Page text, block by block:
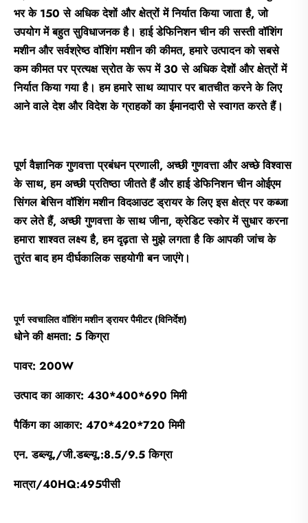
भर के 150 से अधिक देशों और क्षेत्रों में निर्यात किया जाता है, जो
उपयोग में बहुत सुविधाजनक है। हाई डेफिनिशन चीन की सस्ती वॉशिंग
मशीन और सर्वश्रेष्ठ वॉशिंग मशीन की कीमत, हमारे उत्पादन को सबसे
कम कीमत पर प्रत्यक्ष स्रोत के रूप में 30 से अधिक देशों और क्षेत्रों में
निर्यात किया गया है। हम हमारे साथ व्यापार पर बातचीत करने के लिए
आने वाले देश और विदेश के ग्राहकों का ईमानदारी से स्वागत करते हैं।
पूर्ण वैज्ञानिक गुणवत्ता प्रबंधन प्रणाली, अच्छी गुणवत्ता और अच्छे विश्वास
के साथ, हम अच्छी प्रतिष्ठा जीतते हैं और हाई डेफिनिशन चीन ओईएम
सिंगल बेसिन वॉशिंग मशीन विदआउट ड्रायर के लिए इस क्षेत्र पर कब्जा
कर लेते हैं, अच्छी गुणवत्ता के साथ जीना, क्रेडिट स्कोर में सुधार करना
हमारा शाश्वत लक्ष्य है, हम दृढ़ता से मुझे लगता है कि आपकी जांच के
तुरंत बाद हम दीर्घकालिक सहयोगी बन जाएंगे।
पूर्ण स्वचालित वॉशिंग मशीन ड्रायर पैमीटर (विनिर्देश)
धोने की क्षमता: 5 किग्रा
पावर: 200W
उत्पाद का आकार: 430*400*690 मिमी
पैकिंग का आकार: 470*420*720 मिमी
एन. डब्ल्यू./जी.डब्ल्यू.:8.5/9.5 किग्रा
मात्रा/40HQ:495पीसी